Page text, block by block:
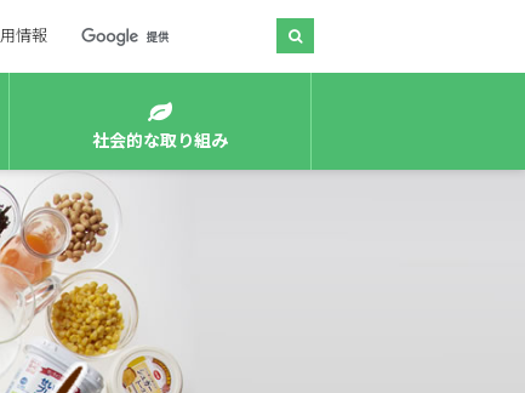
情報
ディアについて
をお知らせする活動
ープの事業・活動の考え方
社会的な取り組み